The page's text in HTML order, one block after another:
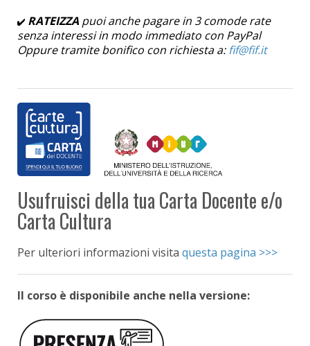
RATEIZZA puoi anche pagare in 3 comode rate
senza interessi in modo immediato con PayPal
Oppure tramite bonifico con richiesta a:
Usufruisci della tua Carta Docente e/o
Carta Cultura
Per ulteriori informazioni visita questa pagina >>>
Il corso è disponibile anche nella versione: